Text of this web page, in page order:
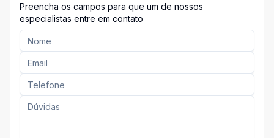
Preencha os campos para que um de nossos
especialistas entre em contato